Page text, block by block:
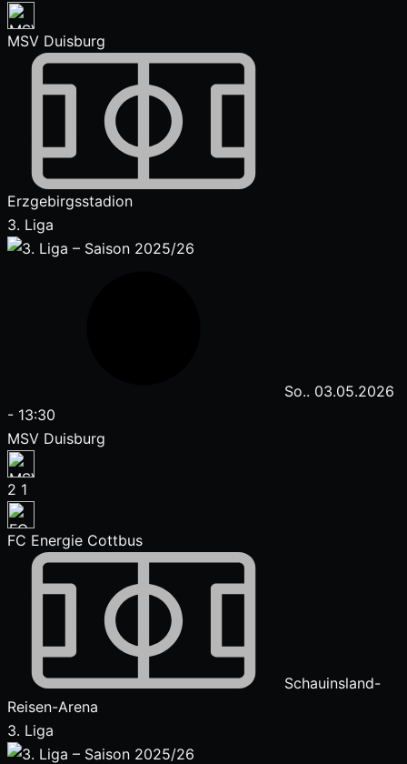
MSV Duisburg
Erzgebirgsstadion
3. Liga
So.. 03.05.2026
- 13:30
MSV Duisburg
2 1
FC Energie Cottbus
Schauinsland-
Reisen-Arena
3. Liga